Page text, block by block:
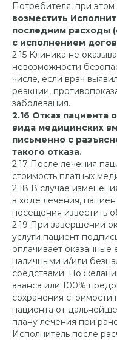
Потребителя, при этом
возместить
последним расходы
с исполнением
2.15 Клиника не
невозможности
числе, если врач
реакции,
заболевания.
2.16 Отказ пациента
вида медицинских
письменно с
такого отказа.
2.17 После лечения
стоимость платных
2.18 В случае
в ходе лечения,
посещения известить
2.19 При завершении
услуги пациент
оплачивает оказанные
наличными и/или
средствами. По
аванса или 100%
сохранения стоимости
пациента от
плану лечения при
Исполнитель после